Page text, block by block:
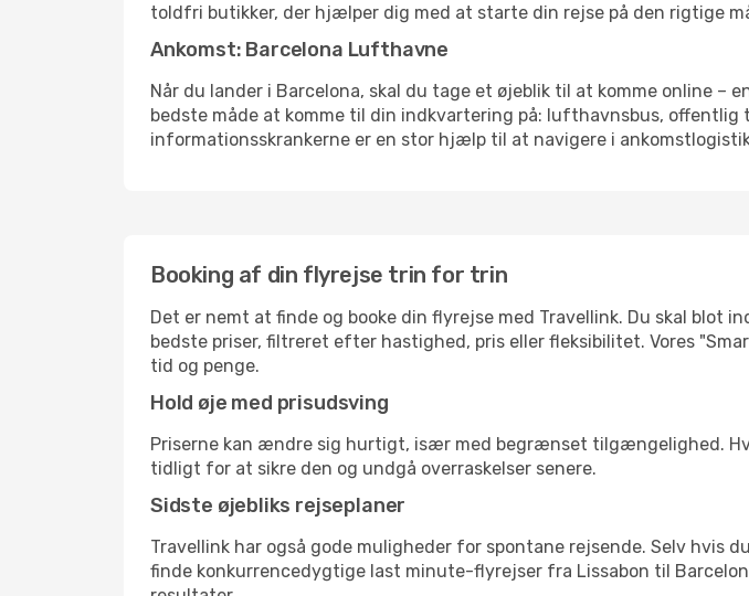
toldfri butikker, der hjælper dig med at starte din rejse på den rigtige
Ankomst: Barcelona Lufthavne
Når du lander i Barcelona, skal du tage et øjeblik til at komme online –
bedste måde at komme til din indkvartering på: lufthavnsbus,
informationsskrankerne er en stor hjælp til at navigere i
Booking af din flyrejse trin for trin
Det er nemt at finde og booke din flyrejse med Travellink. Du skal blot
bedste priser, filtreret efter hastighed, pris eller fleksibilitet. Vores
tid og penge.
Hold øje med prisudsving
Priserne kan ændre sig hurtigt, især med begrænset tilgængelighed.
tidligt for at sikre den og undgå overraskelser senere.
Sidste øjebliks rejseplaner
Travellink har også gode muligheder for spontane rejsende. Selv
finde konkurrencedygtige last minute-flyrejser fra Lissabon til